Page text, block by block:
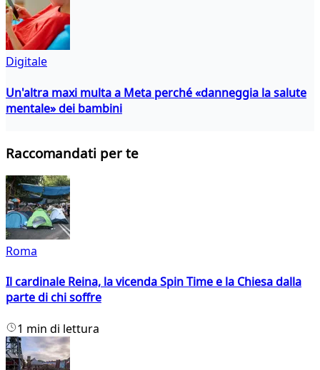
Digitale
Un'altra maxi multa a Meta perché «danneggia la salute
mentale» dei bambini
Raccomandati per te
Roma
Il cardinale Reina, la vicenda Spin Time e la Chiesa dalla
parte di chi soffre
1 min di lettura